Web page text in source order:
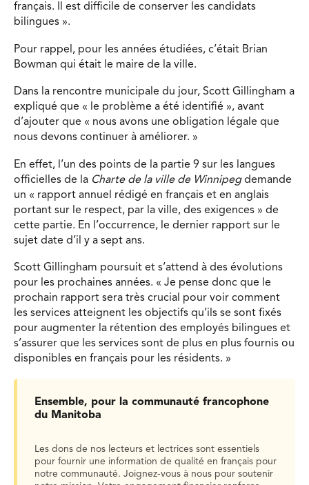
français. Il est difficile de conserver les candidats
bilingues ».
Pour rappel, pour les années étudiées, c’était Brian
Bowman qui était le maire de la ville.
Dans la rencontre municipale du jour, Scott Gillingham a
expliqué que « le problème a été identifié », avant
d’ajouter que « nous avons une obligation légale que
nous devons continuer à améliorer. »
En effet, l’un des points de la partie 9 sur les langues
officielles de la Charte de la ville de Winnipegdemande
un « rapport annuel rédigé en français et en anglais
portant sur le respect, par la ville, des exigences » de
cette partie. En l’occurrence, le dernier rapport sur le
sujet date d’il y a sept ans.
Scott Gillingham poursuit et s’attend à des évolutions
pour les prochaines années. « Je pense donc que le
prochain rapport sera très crucial pour voir comment
les services atteignent les objectifs qu’ils se sont fixés
pour augmenter la rétention des employés bilingues et
s’assurer que les services sont de plus en plus fournis ou
disponibles en français pour les résidents. »
Ensemble, pour la communauté francophone
du Manitoba
Les dons de nos lecteurs et lectrices sont essentiels
pour fournir une information de qualité en français pour
notre communauté. Joignez-vous à nous pour soutenir